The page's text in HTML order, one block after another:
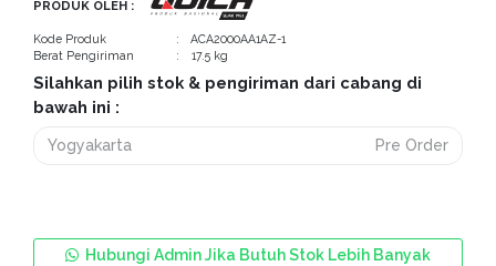
PRODUK OLEH :
Kode Produk
: ACA2000AA1AZ-1
Berat Pengiriman
: 17.5 kg
Silahkan pilih stok & pengiriman dari cabang di
bawah ini :
Yogyakarta Pre Order
Hubungi Admin Jika Butuh Stok Lebih Banyak